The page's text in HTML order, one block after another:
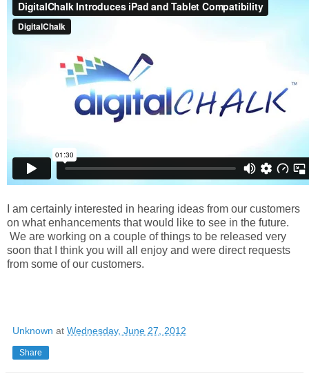
I am certainly interested in hearing ideas from our customers
on what enhancements that would like to see in the future.
We are working on a couple of things to be released very
soon that I think you will all enjoy and were direct requests
from some of our customers.
Unknown at Wednesday, June 27, 2012
Share